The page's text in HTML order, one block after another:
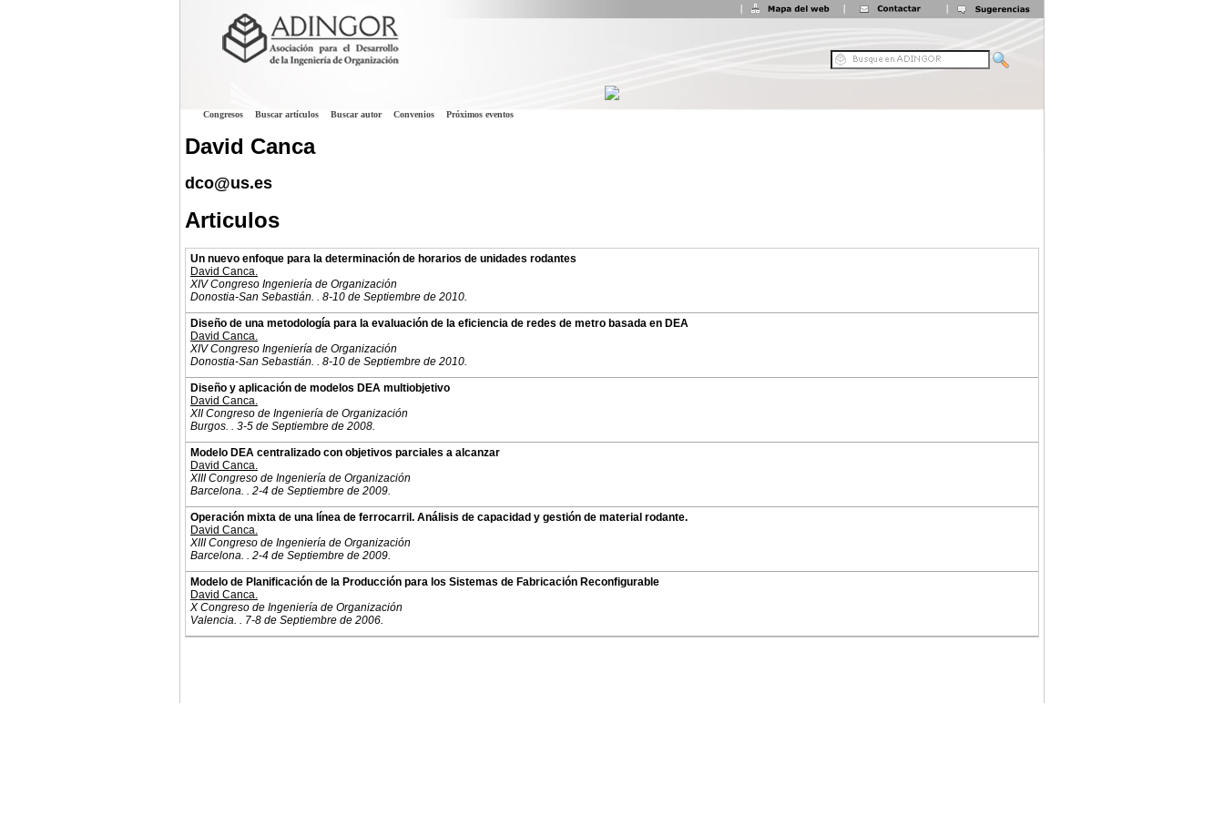
Congresos Buscar artículos Buscar autor Convenios Próximos eventos
David Canca
dco@us.es
Articulos
Un nuevo enfoque para la determinación de horarios de unidades rodantes
David Canca.
XIV Congreso Ingeniería de Organización
Donostia-San Sebastián. . 8-10 de Septiembre de 2010.
Diseño de una metodología para la evaluación de la eficiencia de redes de metro basada en DEA
David Canca.
XIV Congreso Ingeniería de Organización
Donostia-San Sebastián. . 8-10 de Septiembre de 2010.
Diseño y aplicación de modelos DEA multiobjetivo
David Canca.
XII Congreso de Ingeniería de Organización
Burgos. . 3-5 de Septiembre de 2008.
Modelo DEA centralizado con objetivos parciales a alcanzar
David Canca.
XIII Congreso de Ingeniería de Organización
Barcelona. . 2-4 de Septiembre de 2009.
Operación mixta de una línea de ferrocarril. Análisis de capacidad y gestión de material rodante.
David Canca.
XIII Congreso de Ingeniería de Organización
Barcelona. . 2-4 de Septiembre de 2009.
Modelo de Planificación de la Producción para los Sistemas de Fabricación Reconfigurable
David Canca.
X Congreso de Ingeniería de Organización
Valencia. . 7-8 de Septiembre de 2006.